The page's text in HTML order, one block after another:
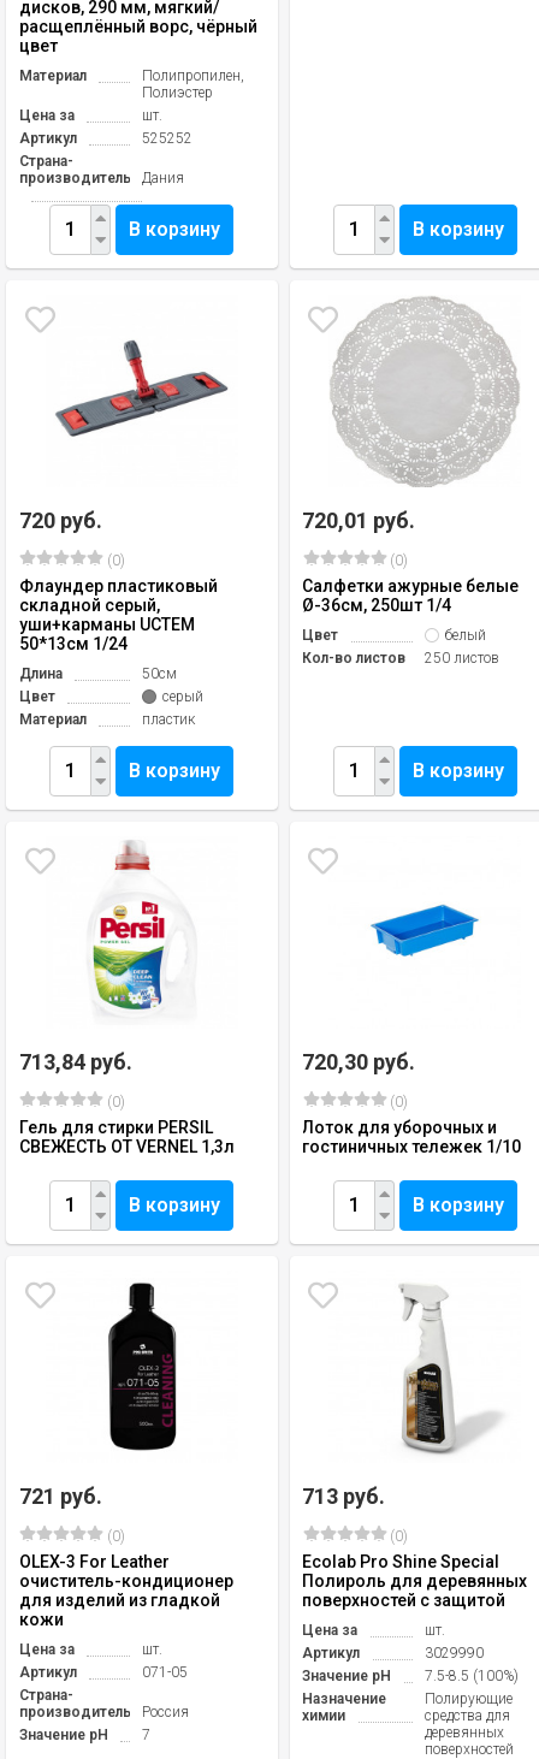
дисков, 290 мм, мягкий/
расщеплённый ворс, чёрный
цвет
Материал
Полипропилен,
Полиэстер
Цена за
шт.
Артикул
525252
Страна-
производитель
Дания
В корзину В корзину
720 руб.
(0)
Флаундер пластиковый
складной серый,
уши+карманы UCTEM
50*13см 1/24
Длина
50см
Цвет
серый
Материал
пластик
В корзину
720,01 руб.
(0)
Салфетки ажурные белые
Ø-36см, 250шт 1/4
Цвет
белый
Кол-во листов
250 листов
В корзину
713,84 руб.
(0)
Гель для стирки PERSIL
СВЕЖЕСТЬ ОТ VERNEL 1,3л
В корзину
720,30 руб.
(0)
Лоток для уборочных и
гостиничных тележек 1/10
В корзину
721 руб.
(0)
OLEX-3 For Leather
очиститель-кондиционер
для изделий из гладкой
кожи
Цена за
шт.
Артикул
071-05
Страна-
производитель
Россия
Значение pH
7
713 руб.
(0)
Ecolab Pro Shine Special
Полироль для деревянных
поверхностей с защитой
Цена за
шт.
Артикул
3029990
Значение pH
7.5-8.5 (100%)
Назначение
химии
Полирующие
средства для
деревянных
поверхностей